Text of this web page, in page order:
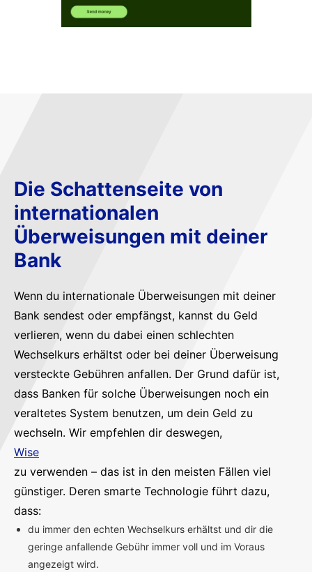
Die Schattenseite von
internationalen
Überweisungen mit deiner
Bank
Wenn du internationale Überweisungen mit deiner
Bank sendest oder empfängst, kannst du Geld
verlieren, wenn du dabei einen schlechten
Wechselkurs erhältst oder bei deiner Überweisung
versteckte Gebühren anfallen. Der Grund dafür ist,
dass Banken für solche Überweisungen noch ein
veraltetes System benutzen, um dein Geld zu
wechseln. Wir empfehlen dir deswegen,
Wise
zu verwenden – das ist in den meisten Fällen viel
günstiger. Deren smarte Technologie führt dazu,
dass:
du immer den echten Wechselkurs erhältst und dir die
geringe anfallende Gebühr immer voll und im Voraus
angezeigt wird.